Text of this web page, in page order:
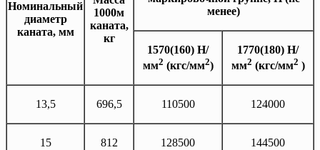
Номинальный
диаметр
каната, мм
1000м
каната,
кг
менее)
1570(160) Н/
мм2 (кгс/мм2)
1770(180) Н/
мм2 (кгс/мм2 )
13,5 696,5 110500 124000
15 812 128500 144500